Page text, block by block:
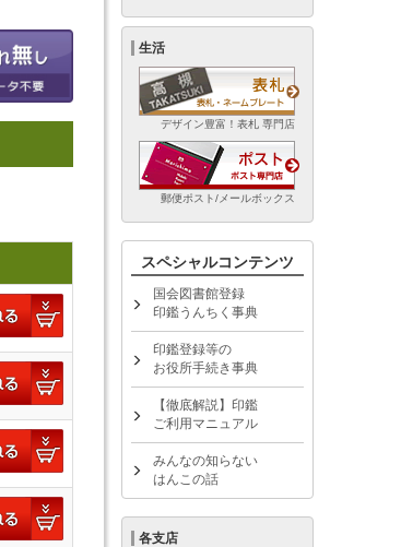
生活
デザイン豊富！表札 専門店
郵便ポスト/メールボックス
スペシャルコンテンツ
国会図書館登録
印鑑うんちく事典
印鑑登録等の
お役所手続き事典
【徹底解説】印鑑
ご利用マニュアル
みんなの知らない
はんこの話
各支店